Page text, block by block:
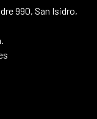
990, San Isidro,